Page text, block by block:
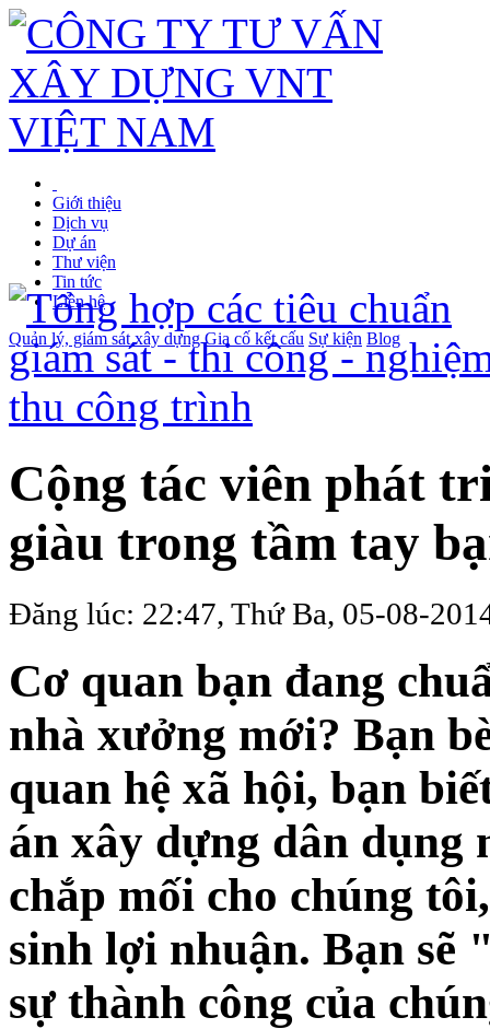
Giới thiệu
Dịch vụ
Dự án
Thư viện
Tin tức
Liên hệ
Quản lý, giám sát xây dựng Gia cố kết cấu Sự kiện Blog
Cộng tác viên phát
giàu trong tầm tay
Đăng lúc: 22:47, Thứ Ba, 05-08-
Cơ quan bạn đang
nhà xưởng mới? Bạn
quan hệ xã hội, bạn
án xây dựng dân dụng
chắp mối cho chúng
sinh lợi nhuận. Bạn sẽ
sự thành công của